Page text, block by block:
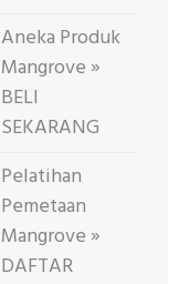
Aneka Produk
Mangrove »
BELI
SEKARANG
Pelatihan
Pemetaan
Mangrove »
DAFTAR